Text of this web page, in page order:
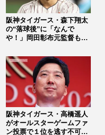
阪神タイガース・森下翔太
の“落球後”に「なんで
や！」岡田彰布元監督も呆
阪神タイガース・高橋遥人
がオールスターゲームファ
ン投票で１位を逃す不可